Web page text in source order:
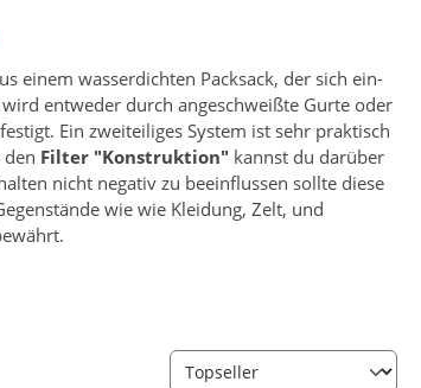
einem wasserdichten Packsack, der sich ein-
entweder durch angeschweißte Gurte oder
Ein zweiteiliges System ist sehr praktisch
Filter "Konstruktion" kannst du darüber
nicht negativ zu beeinflussen sollte diese
wie wie Kleidung, Zelt, und